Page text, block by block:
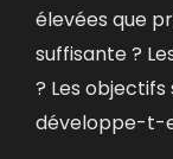
élevées que
suffisante ?
? Les
développe-t-